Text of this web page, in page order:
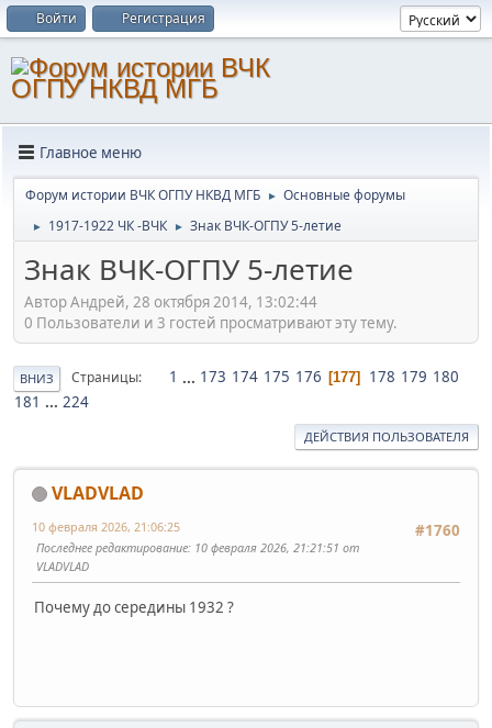
Войти Регистрация
Главное меню
Форум истории ВЧК ОГПУ НКВД МГБ ► Основные форумы
► 1917-1922 ЧК -ВЧК ► Знак ВЧК-ОГПУ 5-летие
Знак ВЧК-ОГПУ 5-летие
Автор Андрей, 28 октября 2014, 13:02:44
0 Пользователи и 3 гостей просматривают эту тему.
ВНИЗ Страницы 1 ... 173 174 175 176 177 178 179 180
181 ... 224
ДЕЙСТВИЯ ПОЛЬЗОВАТЕЛЯ
VLADVLAD
#1760
10 февраля 2026, 21:06:25
Последнее редактирование: 10 февраля 2026, 21:21:51 от
VLADVLAD
Почему до середины 1932 ?